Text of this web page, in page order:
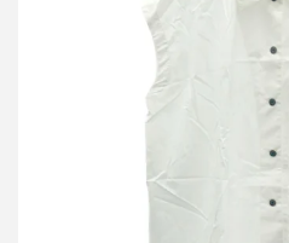
ハルノブムラタ 26SS NOA
BUCKLE ノースリーブシ
買取金額
詳しく